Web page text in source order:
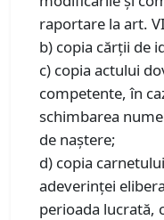
raportare la art.
b) copia cărții de
c) copia actului
competente, în
schimbarea
de naștere;
d) copia
adeverinţei
perioada lucrată,